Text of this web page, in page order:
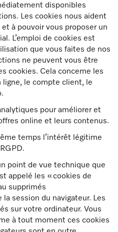
disponibles
Les cookies nous aident
à pouvoir vous proposer un
L’emploi de cookies est
que vous faites de nos
ne peuvent vous être
cookies. Cela concerne les
ligne, le compte client, le
pour améliorer et
online et leurs contenus.
temps l’intérêt légitime
point de vue technique que
appelé les « cookies de
supprimés
session du navigateur. Les
sur votre ordinateur. Vous
à tout moment ces cookies